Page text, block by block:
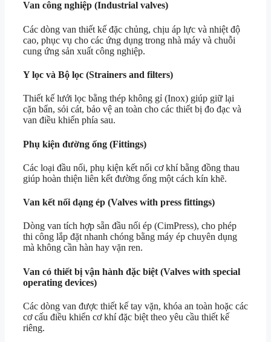
Van công nghiệp (Industrial valves)
Các dòng van thiết kế đặc chủng, chịu áp lực và nhiệt độ
cao, phục vụ cho các ứng dụng trong nhà máy và chuỗi
cung ứng sản xuất công nghiệp.
Y lọc và Bộ lọc (Strainers and filters)
Thiết kế lưới lọc bằng thép không gỉ (Inox) giúp giữ lại
cặn bẩn, sỏi cát, bảo vệ an toàn cho các thiết bị đo đạc và
van điều khiển phía sau.
Phụ kiện đường ống (Fittings)
Các loại đầu nối, phụ kiện kết nối cơ khí bằng đồng thau
giúp hoàn thiện liên kết đường ống một cách kín khẽ.
Van kết nối dạng ép (Valves with press fittings)
Dòng van tích hợp sẵn đầu nối ép (CimPress), cho phép
thi công lắp đặt nhanh chóng bằng máy ép chuyên dụng
mà không cần hàn hay vặn ren.
Van có thiết bị vận hành đặc biệt (Valves with special
operating devices)
Các dòng van được thiết kế tay vặn, khóa an toàn hoặc các
cơ cấu điều khiển cơ khí đặc biệt theo yêu cầu thiết kế
riêng.